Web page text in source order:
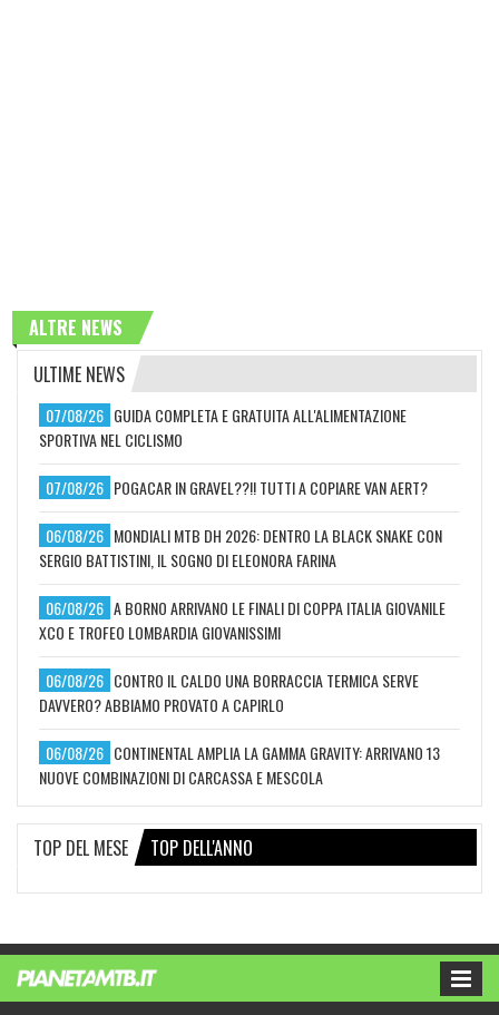
ALTRE NEWS
ULTIME NEWS
07/08/26 GUIDA COMPLETA E GRATUITA ALL'ALIMENTAZIONE
SPORTIVA NEL CICLISMO
07/08/26 POGACAR IN GRAVEL??!! TUTTI A COPIARE VAN AERT?
06/08/26 MONDIALI MTB DH 2026: DENTRO LA BLACK SNAKE CON
SERGIO BATTISTINI, IL SOGNO DI ELEONORA FARINA
06/08/26 A BORNO ARRIVANO LE FINALI DI COPPA ITALIA GIOVANILE
XCO E TROFEO LOMBARDIA GIOVANISSIMI
06/08/26 CONTRO IL CALDO UNA BORRACCIA TERMICA SERVE
DAVVERO? ABBIAMO PROVATO A CAPIRLO
06/08/26 CONTINENTAL AMPLIA LA GAMMA GRAVITY: ARRIVANO 13
NUOVE COMBINAZIONI DI CARCASSA E MESCOLA
TOP DEL MESE TOP DELL'ANNO